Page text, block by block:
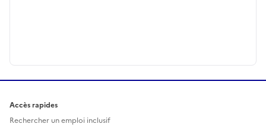
Accès rapides
Rechercher un emploi inclusif